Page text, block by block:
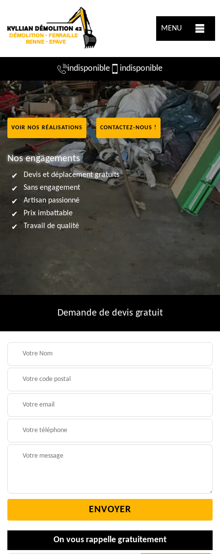
MENU
indisponible indisponible
VOIR NOS RÉALISATIONS CONTACTEZ-NOUS !
Nos engagements
Devis et déplacement gratuits
Sans engagement
Artisan passionné
Prix imbattable
Travail de qualité
Demande de devis gratuit
On vous rappelle gratuitement